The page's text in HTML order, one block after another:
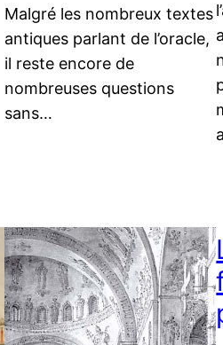
Malgré les nombreux textes
antiques parlant de l’oracle,
il reste encore de
nombreuses questions
sans…